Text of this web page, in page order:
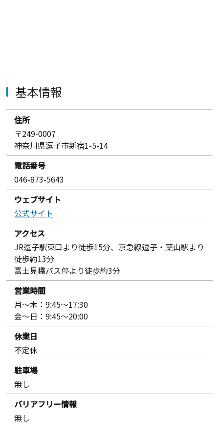
基本情報
住所
〒249-0007
神奈川県逗子市新宿1-5-14
電話番号
046-873-5643
ウェブサイト
公式サイト
アクセス
JR逗子駅東口より徒歩15分、京急線逗子・葉山駅より
徒歩約13分
富士見橋バス停より徒歩約3分
営業時間
月〜木：9:45～17:30
金〜日：9:45～20:00
休業日
不定休
駐車場
無し
バリアフリー情報
無し